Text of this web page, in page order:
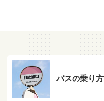
バスの乗り方